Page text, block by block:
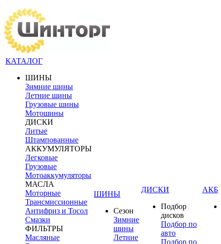
КАТАЛОГ
ШИНЫ
Зимние шины
Летние шины
Грузовые шины
Мотошины
ДИСКИ
Литые
Штампованные
АККУМУЛЯТОРЫ
Легковые
Грузовые
Мотоаккумуляторы
МАСЛА
Моторные
Трансмиссионные
Антифриз и Тосол
Смазки
ФИЛЬТРЫ
Масляные
ШИНЫ
Сезон
Зимние
шины
Летние
ДИСКИ
Подбор
дисков
Подбор по
авто
Подбор по
АКБ